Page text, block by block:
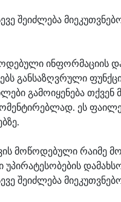
შეიძლება
ინფორმაციის
განსაზღვრული
გამოიყენება თქვენ
ეს
მოწოდებული რაიმე
შეიძლება